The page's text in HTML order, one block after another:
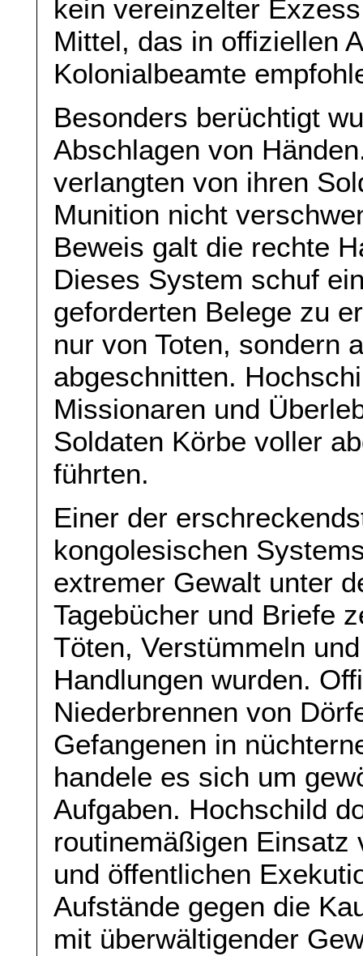
kein vereinzelter
Mittel, das in offiziellen
Kolonialbeamte
Besonders berüchtigt
Abschlagen von
verlangten von ihren
Munition nicht
Beweis galt die rechte
Dieses System schuf
geforderten Belege zu
nur von Toten, sondern
abgeschnitten.
Missionaren und
Soldaten Körbe voller
führten.
Einer der
kongolesischen
extremer Gewalt unter
Tagebücher und Briefe
Töten, Verstümmeln
Handlungen wurden.
Niederbrennen von
Gefangenen in
handele es sich um
Aufgaben. Hochschild
routinemäßigen
und öffentlichen
Aufstände gegen die
mit überwältigender